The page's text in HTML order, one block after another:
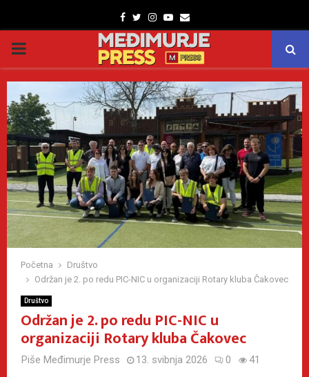
Facebook
TwitterInstagram
Youtube
Email
PRIMARY
MENU
Početna
Društvo
Održan je 2. po redu PIC-NIC u organizaciji Rotary kluba Čakovec
Društvo
Održan je 2. po redu PIC-NIC u
organizaciji Rotary kluba Čakovec
Piše Međimurje Press 13. svibnja 2026 0 41